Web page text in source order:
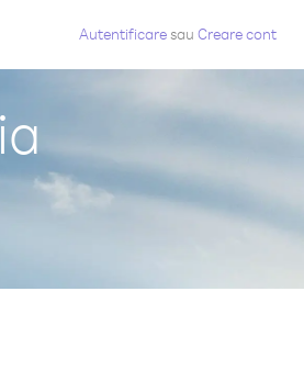
Autentificaresau Creare cont